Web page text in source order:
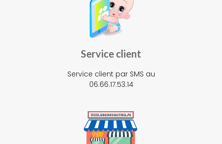
Service client
Service client par SMS au
06.66.17.53.14